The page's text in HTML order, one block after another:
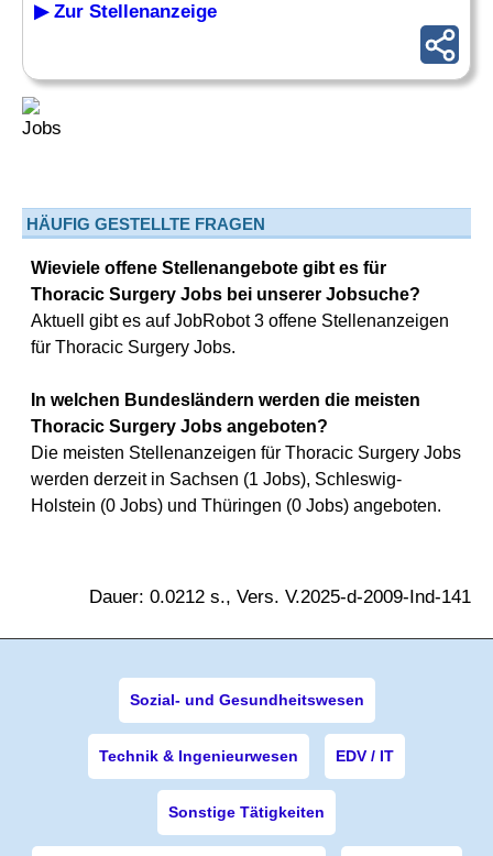
▶ Zur Stellenanzeige
HÄUFIG GESTELLTE FRAGEN
Wieviele offene Stellenangebote gibt es für
Thoracic Surgery Jobs bei unserer Jobsuche?
Aktuell gibt es auf JobRobot 3 offene Stellenanzeigen
für Thoracic Surgery Jobs.
In welchen Bundesländern werden die meisten
Thoracic Surgery Jobs angeboten?
Die meisten Stellenanzeigen für Thoracic Surgery Jobs
werden derzeit in Sachsen (1 Jobs), Schleswig-
Holstein (0 Jobs) und Thüringen (0 Jobs) angeboten.
Dauer: 0.0212 s., Vers. V.2025-d-2009-Ind-141
Sozial- und Gesundheitswesen
Technik & Ingenieurwesen EDV / IT
Sonstige Tätigkeiten